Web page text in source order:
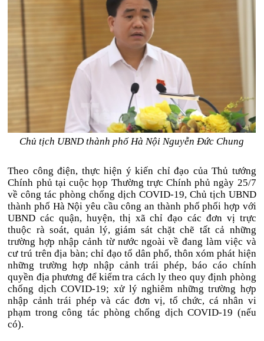
Chủ tịch UBND thành phố Hà Nội Nguyễn Đức Chung
Theo công điện, thực hiện ý kiến chỉ đạo của Thủ tướng
Chính phủ tại cuộc họp Thường trực Chính phủ ngày 25/7
về công tác phòng chống dịch COVID-19, Chủ tịch UBND
thành phố Hà Nội yêu cầu công an thành phố phối hợp với
UBND các quận, huyện, thị xã chỉ đạo các đơn vị trực
thuộc rà soát, quản lý, giám sát chặt chẽ tất cả những
trường hợp nhập cảnh từ nước ngoài về đang làm việc và
cư trú trên địa bàn; chỉ đạo tổ dân phố, thôn xóm phát hiện
những trường hợp nhập cảnh trái phép, báo cáo chính
quyền địa phương để kiểm tra cách ly theo quy định phòng
chống dịch COVID-19; xử lý nghiêm những trường hợp
nhập cảnh trái phép và các đơn vị, tổ chức, cá nhân vi
phạm trong công tác phòng chống dịch COVID-19 (nếu
có).